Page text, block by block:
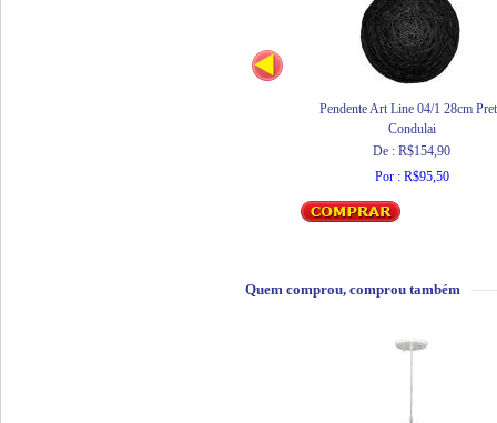
Pendente Art Line 04/1 28cm
Condulai
De : R$154,90
Por : R$95,50
Quem comprou, comprou também